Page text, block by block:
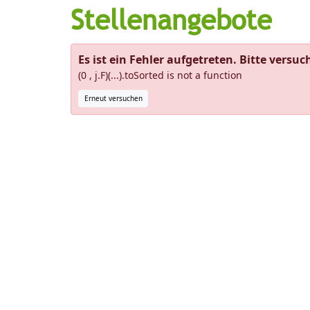
Stellenangebote
Es ist ein Fehler aufgetreten. Bitte
(0 , j.F)(...).toSorted is not a function
Erneut versuchen